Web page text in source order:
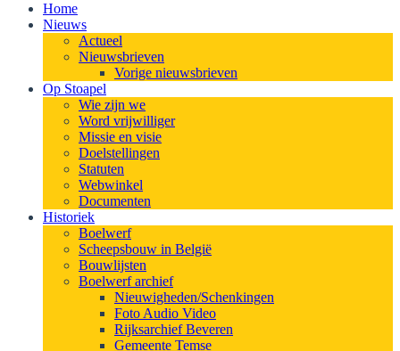
Home
Nieuws
Actueel
Nieuwsbrieven
Vorige nieuwsbrieven
Op Stoapel
Wie zijn we
Word vrijwilliger
Missie en visie
Doelstellingen
Statuten
Webwinkel
Documenten
Historiek
Boelwerf
Scheepsbouw in België
Bouwlijsten
Boelwerf archief
Nieuwigheden/Schenkingen
Foto Audio Video
Rijksarchief Beveren
Gemeente Temse